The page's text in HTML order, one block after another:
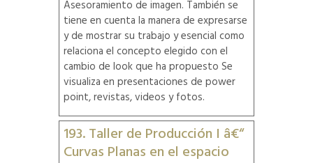
Asesoramiento de imagen. También se
tiene en cuenta la manera de expresarse
y de mostrar su trabajo y esencial como
relaciona el concepto elegido con el
cambio de look que ha propuesto Se
visualiza en presentaciones de power
point, revistas, videos y fotos.
193. Taller de Producción I â€“
Curvas Planas en el espacio